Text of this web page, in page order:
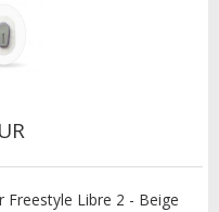
Freestyle Libre 2 - Beige